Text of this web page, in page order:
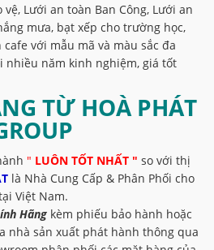
Lưới an toàn Ban Công, Lưới an
mưa, bạt xếp cho trường học,
với mẫu mã và màu sắc đa
nhiều năm kinh nghiệm, giá tốt
TỪ HOÀ PHÁT
" LUÔN TỐT NHẤT " so với thị
là Nhà Cung Cấp & Phân Phối cho
Việt Nam.
Hãng kèm phiếu bảo hành hoặc
nhà sản xuất phát hành thông qua